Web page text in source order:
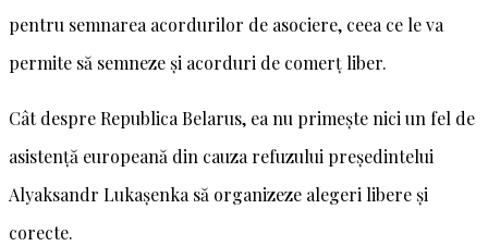
pentru semnarea acordurilor de asociere, ceea ce le va
permite să semneze și acorduri de comerț liber.
Cât despre Republica Belarus, ea nu primește nici un fel de
asistență europeană din cauza refuzului președintelui
Alyaksandr Lukașenka să organizeze alegeri libere și
corecte.